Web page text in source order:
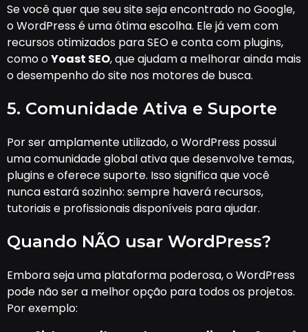
Se você quer que seu site seja encontrado no Google,
o WordPress é uma ótima escolha. Ele já vem com
recursos otimizados para SEO e conta com plugins,
como oYoast SEO, que ajudam a melhorar ainda mais
o desempenho do site nos motores de busca.
5. Comunidade Ativa e Suporte
Por ser amplamente utilizado, o WordPress possui
uma comunidade global ativa que desenvolve temas,
plugins e oferece suporte. Isso significa que você
nunca estará sozinho: sempre haverá recursos,
tutoriais e profissionais disponíveis para ajudar.
Quando NÃO usar WordPress?
Embora seja uma plataforma poderosa, o WordPress
pode não ser a melhor opção para todos os projetos.
Por exemplo: